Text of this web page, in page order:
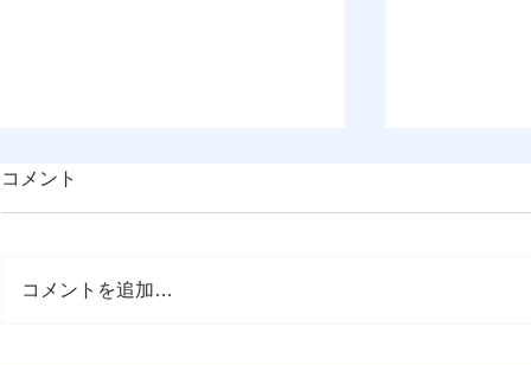
コメント
コメントを追加…